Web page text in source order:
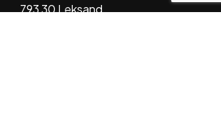
793 30 Leksand